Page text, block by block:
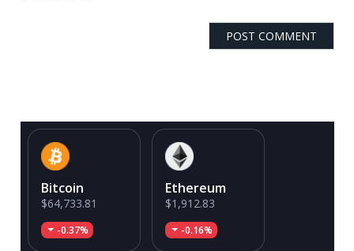
Bitcoin
$64,733.81
-0.37%
Ethereum
$1,912.83
-0.16%